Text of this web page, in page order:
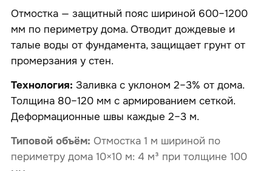
Отмостка — защитный пояс шириной 600–1200
мм по периметру дома. Отводит дождевые и
талые воды от фундамента, защищает грунт от
промерзания у стен.
Технология: Заливка с уклоном 2–3% от дома.
Толщина 80–120 мм с армированием сеткой.
Деформационные швы каждые 2–3 м.
Типовой объём: Отмостка 1 м шириной по
периметру дома 10×10 м: 4 м³ при толщине 100